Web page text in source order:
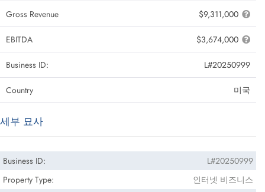
Gross Revenue $9,311,000
EBITDA $3,674,000
Business ID: L#20250999
Country 미국
세부 묘사
Business ID:
L#20250999
Property Type:
인터넷 비즈니스